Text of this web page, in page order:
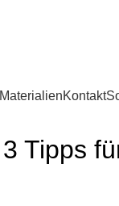
MaterialienKontakt
3 Tipps